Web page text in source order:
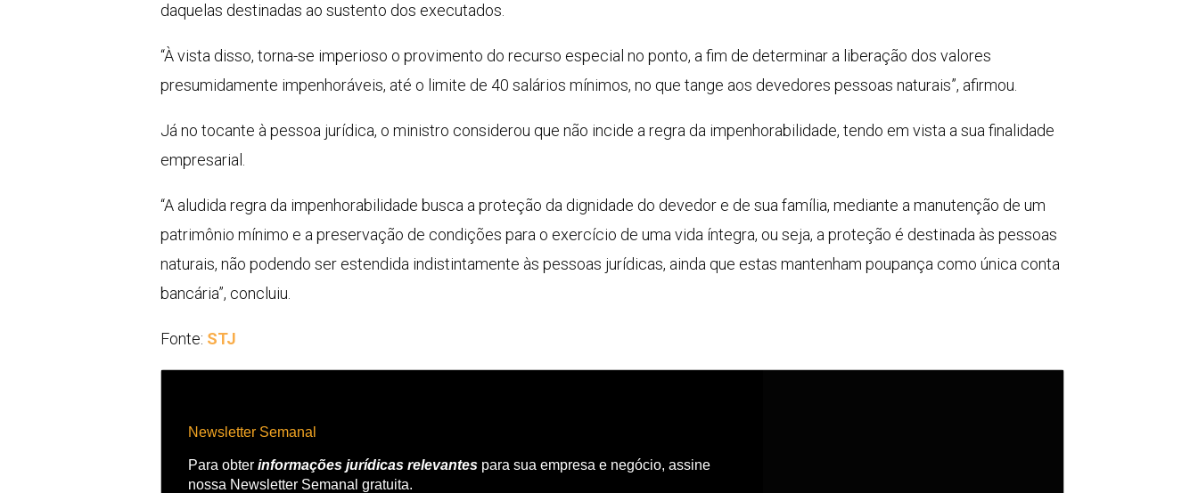
daquelas destinadas ao sustento dos executados.
“À vista disso, torna-se imperioso o provimento do recurso especial no ponto, a fim de determinar a liberação dos valores
presumidamente impenhoráveis, até o limite de 40 salários mínimos, no que tange aos devedores pessoas naturais”, afirmou.
Já no tocante à pessoa jurídica, o ministro considerou que não incide a regra da impenhorabilidade, tendo em vista a sua finalidade
empresarial.
“A aludida regra da impenhorabilidade busca a proteção da dignidade do devedor e de sua família, mediante a manutenção de um
patrimônio mínimo e a preservação de condições para o exercício de uma vida íntegra, ou seja, a proteção é destinada às pessoas
naturais, não podendo ser estendida indistintamente às pessoas jurídicas, ainda que estas mantenham poupança como única conta
bancária”, concluiu.
Fonte: STJ
Newsletter Semanal
Para obter informações jurídicas relevantes para sua empresa e negócio, assine
nossa Newsletter Semanal gratuita.